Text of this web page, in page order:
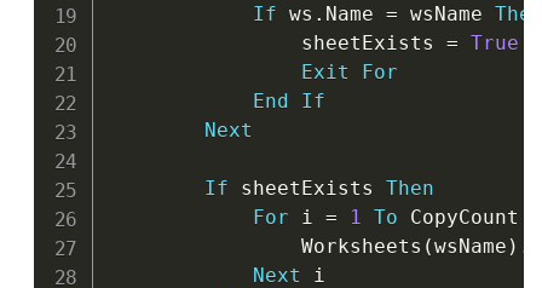
If ws . Name = wsName Then
                sheetExists
= True
Exit
For
End
If
Next
If sheetExists Then
For i = 1 To CopyCount
                Worksheets
(wsName ) .
Next i